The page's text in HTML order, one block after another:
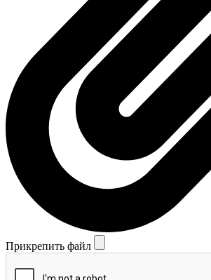
Прикрепить файл